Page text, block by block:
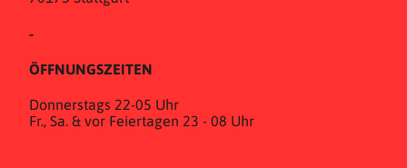
-
ÖFFNUNGSZEITEN
Donnerstags 22-05 Uhr
Fr., Sa. & vor Feiertagen 23 - 08 Uhr